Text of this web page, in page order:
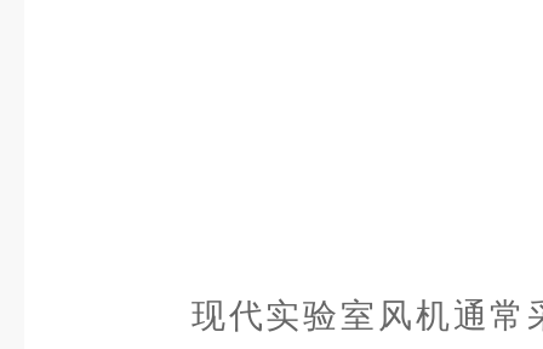
现代实验室风机通常